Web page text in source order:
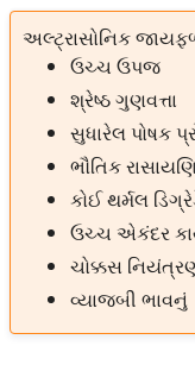
અલ્ટ્રાસોનિક
ઉચ્ચ ઉપજ
શ્રેષ્ઠ ગુણવત્તા
સુધારેલ પોષક
ભૌતિક
કોઈ થર્મલ
ઉચ્ચ એકંદર
ચોક્કસ
વ્યાજબી ભાવનું